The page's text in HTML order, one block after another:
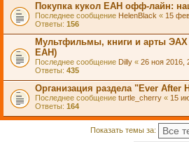
Покупка кукол ЕАН офф-лайн:
Последнее сообщение HelenBlack « 15
Ответы: 156
Мультфильмы, книги и арты
EAH)
Последнее сообщение Dilly « 26 ноя 2016,
Ответы: 435
Организация раздела "Ever After
Последнее сообщение turtle_cherry « 15
Ответы: 164
Показать темы за: